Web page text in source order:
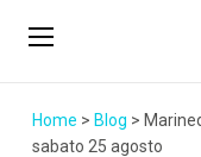
Home > Blog >
sabato 25 agosto